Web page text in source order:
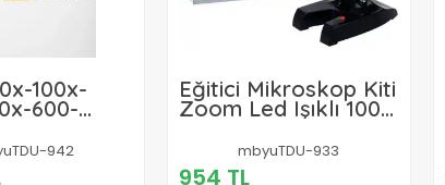
100x-
600-
Seti
942
Eğitici Mikroskop Kiti
Zoom Led Işıklı 100x
400x 1200x ST1200X
mbyuTDU-933
954 TL